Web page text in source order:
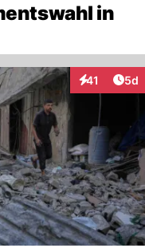
in
41
Interaktionen
5d